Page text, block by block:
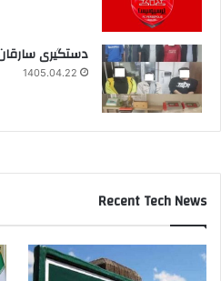
دستگیری
1405.04.22
Recent Tech News